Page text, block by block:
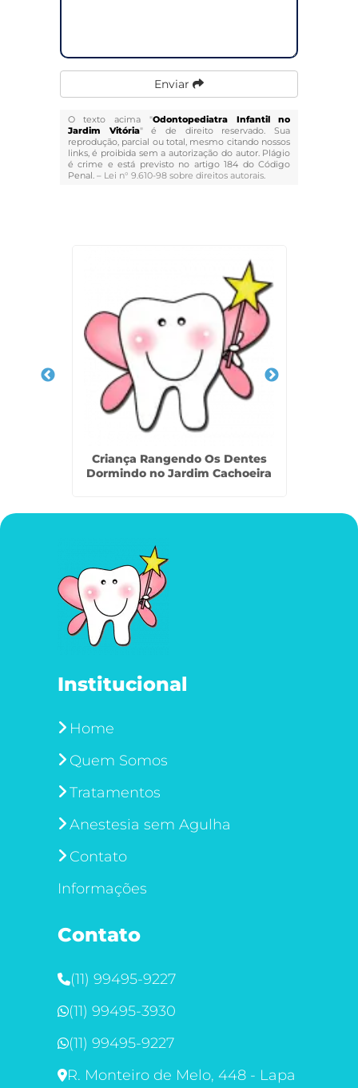
Enviar
O texto acima "Odontopediatra Infantil no
Jardim Vitória" é de direito reservado. Sua
reprodução, parcial ou total, mesmo citando nossos
links, é proibida sem a autorização do autor. Plágio
é crime e está previsto no artigo 184 do Código
Penal. – Lei n° 9.610-98 sobre direitos autorais.
Criança Rangendo Os Dentes
Dormindo no Jardim Cachoeira
Institucional
Home
Quem Somos
Tratamentos
Anestesia sem Agulha
Contato
Informações
Contato
(11) 99495-9227
(11) 99495-3930
(11) 99495-9227
R. Monteiro de Melo, 448 - Lapa